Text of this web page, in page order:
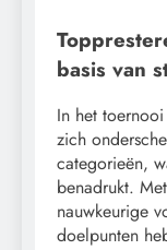
basis van
In het
zich
categorieën,
benadrukt.
nauwkeurige
doelpunten